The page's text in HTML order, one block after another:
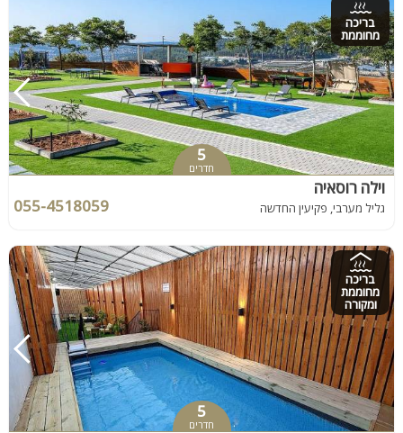
בריכה
מחוממת
5
חדרים
וילה רוסאיה
גליל מערבי, פקיעין החדשה 055-4518059
בריכה
מחוממת
ומקורה
5
חדרים